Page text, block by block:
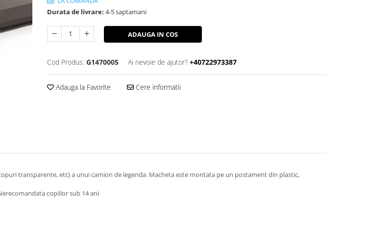
Durata de livrare: 4-5 saptamani
ADAUGA IN COS
Cod Produs: G1470005 Ai nevoie de ajutor? +40722973387
Adauga la Favorite Cere informatii
transparente, etc) a unui camion de legenda. Macheta este montata pe un postament din plastic,
copiilor sub 14 ani